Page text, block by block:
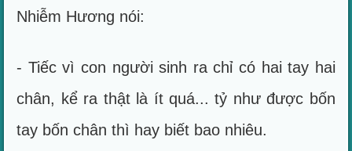
Nhiễm Hương nói:
- Tiếc vì con người sinh ra chỉ có hai tay hai
chân, kể ra thật là ít quá... tỷ như được bốn
tay bốn chân thì hay biết bao nhiêu.